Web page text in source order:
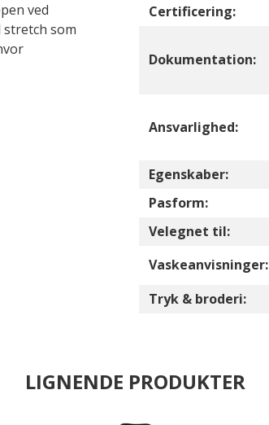
ved
som
Certificering:
Dokumentation:
Ansvarlighed:
Egenskaber:
Pasform:
Velegnet til:
Vaskeanvisninger:
Tryk & broderi:
LIGNENDE PRODUKTER